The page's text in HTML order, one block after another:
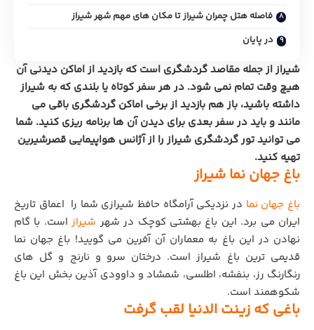
فاصله هتل چمران شیراز تا مکان های مهم شهر شیراز
در پایان
شیراز از جمله مقاصد گردشگری است که بازدید از اماکن دیدنی آن
هیچ وقت تمام نمی‌ شود. در هر سفر کوتاه یا بلندی که به شیراز
داشته باشید، باز هم بازدید از برخی اماکن گردشگری باقی می
‌مانند و باید در سفر بعدی برای دیدن آن ‌ها برنامه ریزی کنید. شما
می توانید تور گردشگری شیراز را از آژانس هواپیمایی قصرشیرین
تهیه کنید.
باغ جهان نما شیراز
باغ جهان نما در نزدیکی آرامگاه حافظ شیرازی شما را اعماق تاریخ
ایران می برد. این باغ بهشتی کوچک در شهر شیرازاست. با گام
نهادن در این باغ به معماران آن آفرین می گویید! باغ جهان نما
قدیمی ترین باغ شیراز است. درختان سرو و نارنج و گل های
رنگارنگ رز، بنفشه، اطلسی، شمشاد و داوودی آذین بخش این باغ
شکوهمند است.
باغی که زینت الدنیا لقب گرفت